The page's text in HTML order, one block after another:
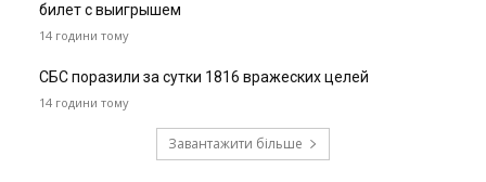
билет с выигрышем
14 години тому
СБС поразили за сутки 1816 вражеских целей
14 години тому
Завантажити більше